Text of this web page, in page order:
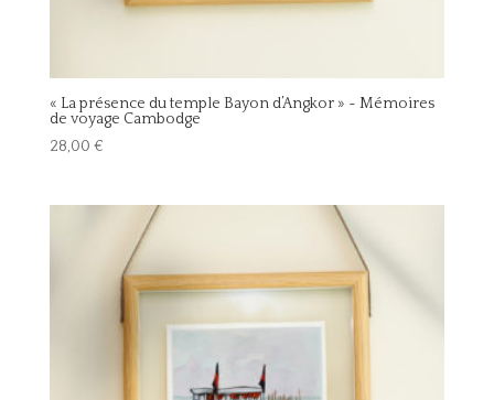
« La présence du temple Bayon d’Angkor » ~ Mémoires
de voyage Cambodge
28,00 €